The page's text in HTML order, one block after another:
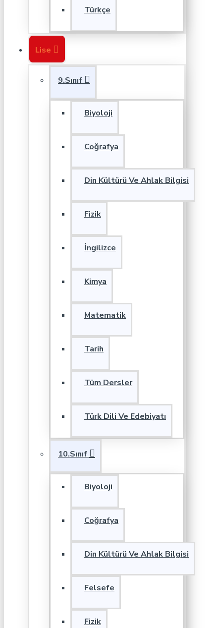
Türkçe
Lise
9.Sınıf
Biyoloji
Coğrafya
Din Kültürü Ve Ahlak Bilgisi
Fizik
İngilizce
Kimya
Matematik
Tarih
Tüm Dersler
Türk Dili Ve Edebiyatı
10.Sınıf
Biyoloji
Coğrafya
Din Kültürü Ve Ahlak Bilgisi
Felsefe
Fizik